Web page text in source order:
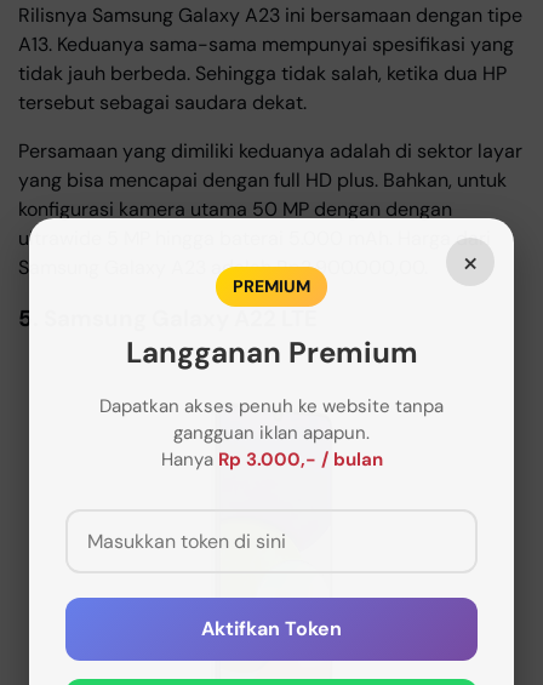
Rilisnya Samsung Galaxy A23 ini bersamaan dengan tipe
A13. Keduanya sama-sama mempunyai spesifikasi yang
tidak jauh berbeda. Sehingga tidak salah, ketika dua HP
tersebut sebagai saudara dekat.
Persamaan yang dimiliki keduanya adalah di sektor layar
yang bisa mencapai dengan full HD plus. Bahkan, untuk
konfigurasi kamera utama 50 MP dengan dengan
ultrawide 5 MP hingga baterai 5.000 mAh. Harga dari
Samsung Galaxy A23 adalah Rp2.900.000,00.
5. Samsung Galaxy A22 LTE
×
PREMIUM
Langganan Premium
Dapatkan akses penuh ke website tanpa
gangguan iklan apapun.
Hanya Rp 3.000,- / bulan
Aktifkan Token